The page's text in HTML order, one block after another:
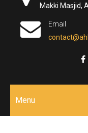
Makki Masjid,
Email
Menu